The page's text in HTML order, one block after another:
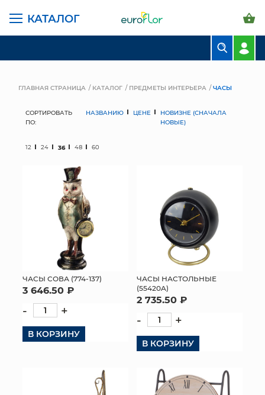
КАТАЛОГ
ГРУНТЫ И УДОБРЕНИЯ
ПРЕДМЕТЫ ИНТЕРЬЕРА
МЯГКИЕ ИГРУШКИ
КОРЗИНЫ
ЯЩИКИ
ИСКУССТВЕННЫЕ ЦВЕТЫ
ГЛАВНАЯ СТРАНИЦА КАТАЛОГ ПРЕДМЕТЫ ИНТЕРЬЕРА ЧАСЫ
СОРТИРОВАТЬ
ПО:
НАЗВАНИЮ ЦЕНЕ
НОВИЗНЕ (СНАЧАЛА
НОВЫЕ)
12 24 36 48 60
ЧАСЫ СОВА (774-137)
3 646.50 ₽
- +
В КОРЗИНУ
ЧАСЫ НАСТОЛЬНЫЕ
(55420A)
2 735.50 ₽
- +
В КОРЗИНУ